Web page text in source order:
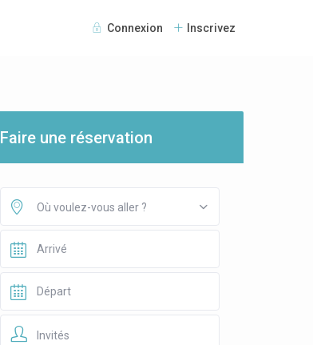
Connexion Inscrivez
Faire une réservation
Où voulez-vous aller ?
Invités